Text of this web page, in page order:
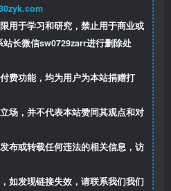
用于学习和研究，禁止用于商业或
站长微信sw0729zarr进行删除处
费功能，均为用户为本站捐赠打
场，并不代表本站赞同其观点和对
布或转载任何违法的相关信息，访
如发现链接失效，请联系我们我们